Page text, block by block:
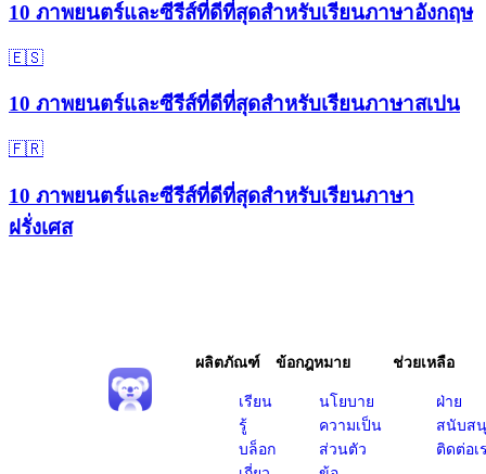
10 ภาพยนตร์และซีรีส์ที่ดีที่สุดสำหรับเรียนภาษาอังกฤษ
🇪🇸
10 ภาพยนตร์และซีรีส์ที่ดีที่สุดสำหรับเรียนภาษาสเปน
🇫🇷
10 ภาพยนตร์และซีรีส์ที่ดีที่สุดสำหรับเรียนภาษา
ฝรั่งเศส
ผลิตภัณฑ์
เรียน
รู้
บล็อก
ข้อกฎหมาย
นโยบาย
ความเป็น
ส่วนตัว
ช่วยเหลือ
ฝ่าย
สนับส
ติดต่อเ